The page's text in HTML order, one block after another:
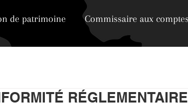
de patrimoine Commissaire aux comptes